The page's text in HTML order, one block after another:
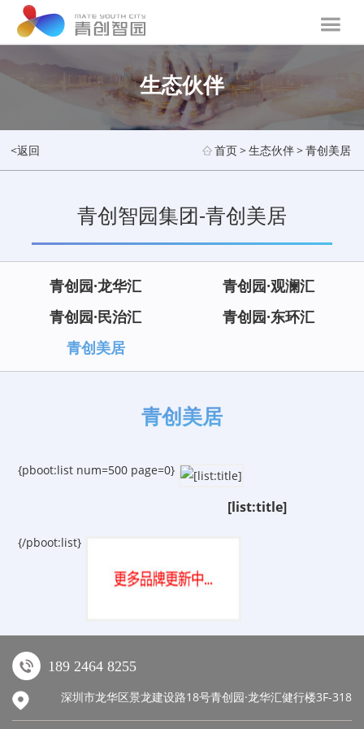
生态伙伴
<返回 首页>生态伙伴>青创美居
青创智园集团-青创美居
青创园·龙华汇
青创园·观澜汇
青创园·民治汇
青创园·东环汇
青创美居
青创美居
{pboot:list num=500 page=0}
[list:title]
{/pboot:list}
189 2464 8255
深圳市龙华区景龙建设路18号青创园·龙华汇健行楼3F-318